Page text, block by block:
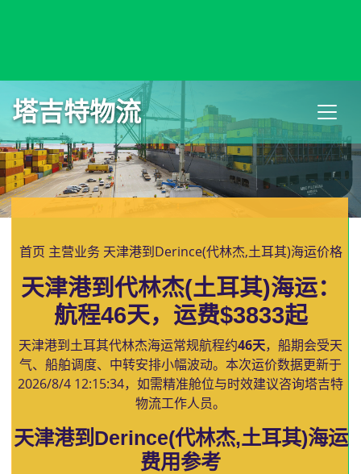
塔吉特物流
首页 主营业务 天津港到Derince(代林杰,土耳其)海运价格
天津港到代林杰(土耳其)海运：
航程46天，运费$3833起
天津港到土耳其代林杰海运常规航程约46天，船期会受天
气、船舶调度、中转安排小幅波动。本次运价数据更新于
2026/8/4 12:15:34，如需精准舱位与时效建议咨询塔吉特
物流工作人员。
天津港到Derince(代林杰,土耳其)海运
费用参考